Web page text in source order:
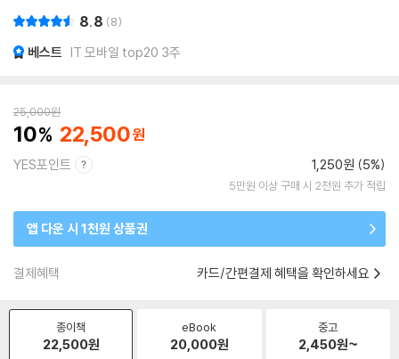
8.8 8
베스트 IT 모바일 top20 3주
25,000원
10 22,500
YES포인트 1,250원 (5%)
5만원 이상 구매 시 2천원 추가 적립
앱 다운 시 1천원 상품권
결제혜택 카드/간편결제 혜택을 확인하세요
종이책
22,500원
eBook
20,000원
중고
2,450원~